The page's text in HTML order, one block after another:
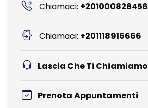
Chiamaci: +201000828456
Chiamaci: +201118916666
Lascia Che Ti Chiamiamo
Prenota Appuntamenti